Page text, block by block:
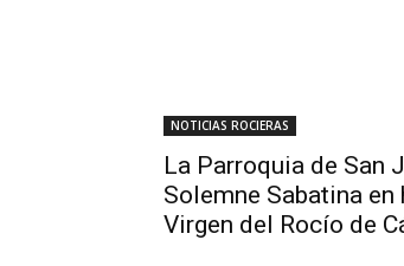
NOTICIAS ROCIERAS
La Parroquia de San
Solemne Sabatina en
Virgen del Rocío de